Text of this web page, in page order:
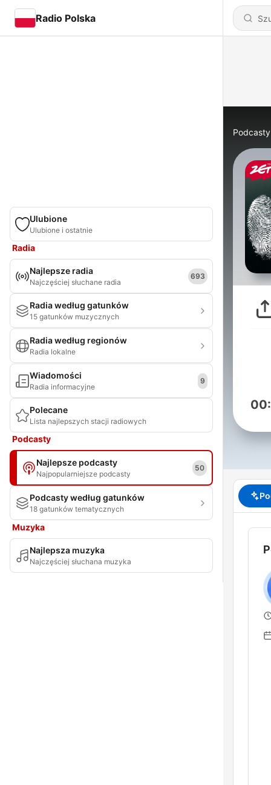
Radio Polska
Ulubione
Ulubione i ostatnie
Radia
Najlepsze radia
Najczęściej słuchane radia
693
Radia według gatunków
15 gatunków muzycznych
Radia według regionów
Radia lokalne
Wiadomości
Radia informacyjne
9
Polecane
Lista najlepszych stacji radiowych
Podcasty
Najlepsze podcasty
Najpopularniejsze podcasty
50
Podcasty według gatunków
18 gatunków tematycznych
Muzyka
Najlepsza muzyka
Najczęściej słuchana muzyka
Podcasty